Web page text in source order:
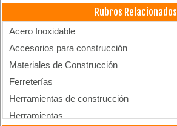
Rubros Relacionados
Acero Inoxidable
Accesorios para construcción
Materiales de Construcción
Ferreterías
Herramientas de construcción
Herramientas